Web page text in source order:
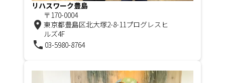
リハスワーク豊島
room
〒170-0004
東京都豊島区北大塚2-8-11プログレスヒ
ルズ4F
phone 03-5980-8764